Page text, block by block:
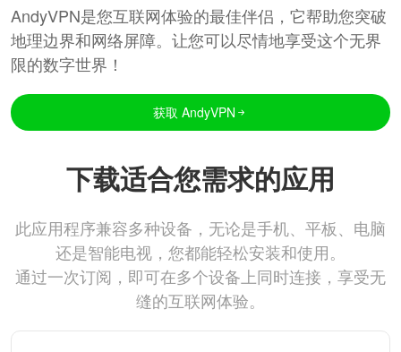
AndyVPN是您互联网体验的最佳伴侣，它帮助您突破
地理边界和网络屏障。让您可以尽情地享受这个无界
限的数字世界！
获取 AndyVPN
下载适合您需求的应用
此应用程序兼容多种设备，无论是手机、平板、电脑
还是智能电视，您都能轻松安装和使用。
通过一次订阅，即可在多个设备上同时连接，享受无
缝的互联网体验。